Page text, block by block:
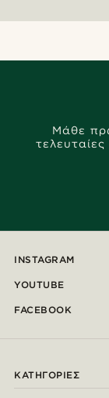
Μάθε
INSTAGRAM
YOUTUBE
FACEBOOK
ΚΑΤΗΓΟΡΊΕΣ